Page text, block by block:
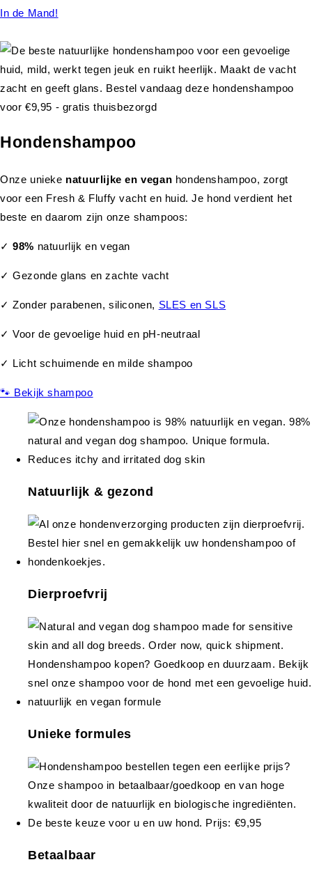
In de Mand!
Hondenshampoo
Onze unieke natuurlijke en vegan hondenshampoo, zorgt
voor een Fresh & Fluffy vacht en huid. Je hond verdient het
beste en daarom zijn onze shampoos:
✓98% natuurlijk en vegan
✓ Gezonde glans en zachte vacht
✓ Zonder parabenen, siliconen, SLES en SLS
✓ Voor de gevoelige huid en pH-neutraal
✓ Licht schuimende en milde shampoo
🐾 Bekijk shampoo
Natuurlijk & gezond
Dierproefvrij
Unieke formules
Betaalbaar